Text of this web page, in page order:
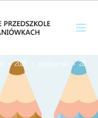
> 2025 > 22